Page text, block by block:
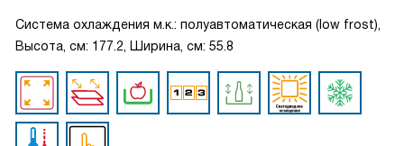
Система охлаждения м.к.: полуавтоматическая (low frost),
Высота, см: 177.2, Ширина, см: 55.8